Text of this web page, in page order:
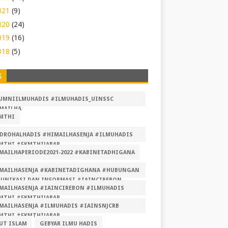
(9)
(24)
(16)
(5)
#ILMUHADIS_UINSSC
#HIMAILHASENJA #ILMUHADIS
#FKMTHIJABAR
2022 #KABINETADHIGANA
#KABINETADIGHANA #HUBUNGAN
DAN INFORMASI #IAINCIREBON
#FKMTHI #FKMTHIJABAR
#IAINCIREBON #ILMUHADIS
#FKMTHIJABAR
#ILMUHADIS #IAINSNJCRB
#FKMTHIJABAR
ISLAM
GEBYAR ILMU HADIS